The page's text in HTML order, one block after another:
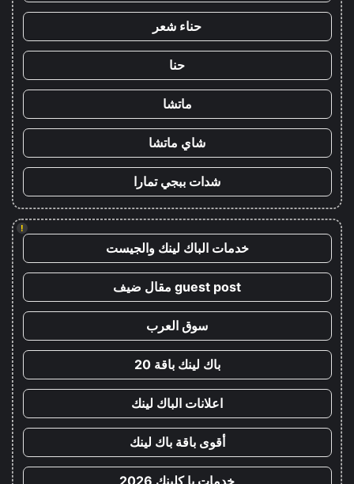
حناء شعر
حنا
ماتشا
شاي ماتشا
شدات ببجي تمارا
!
خدمات الباك لينك والجيست
guest post مقال ضيف
سوق العرب
باك لينك باقة 20
اعلانات الباك لينك
أقوى باقة باك لينك